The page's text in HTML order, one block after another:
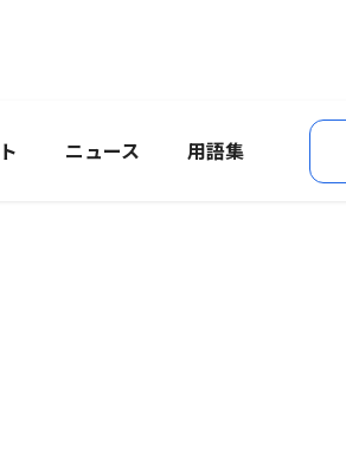
ニュース 用語集